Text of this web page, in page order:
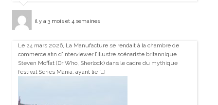
il y a 3 mois et 4 semaines
Le 24 mars 2026, La Manufacture se rendait à la chambre de
commerce afin d’interviewer l’illustre scénariste britannique
Steven Moffat (Dr Who, Sherlock) dans le cadre du mythique
festival Series Mania, ayant lie […]